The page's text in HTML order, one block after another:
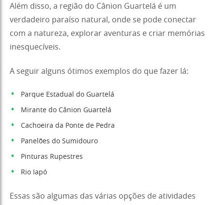
Além disso, a região do Cânion Guartelá é um
verdadeiro paraíso natural, onde se pode conectar
com a natureza, explorar aventuras e criar memórias
inesquecíveis.
A seguir alguns ótimos exemplos do que fazer lá:
Parque Estadual do Guartelá
Mirante do Cânion Guartelá
Cachoeira da Ponte de Pedra
Panelões do Sumidouro
Pinturas Rupestres
Rio Iapó
Essas são algumas das várias opções de atividades